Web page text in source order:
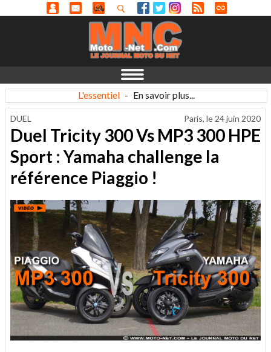
L'essentiel - En savoir plus...
DUEL Paris, le 24 juin 2020
Duel Tricity 300 Vs MP3 300 HPE
Sport : Yamaha challenge la
référence Piaggio !